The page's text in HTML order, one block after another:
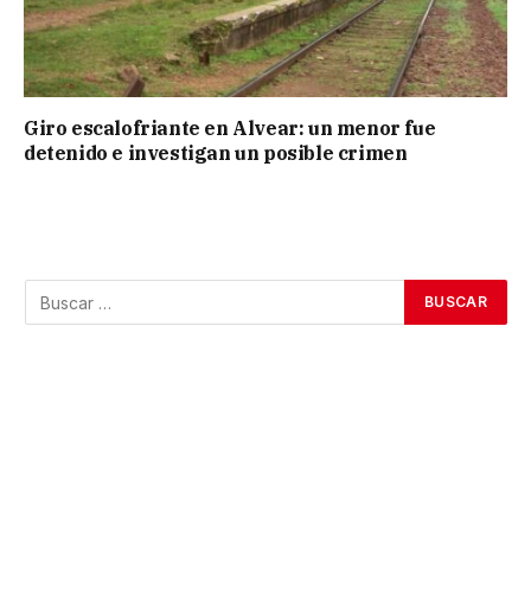
Giro escalofriante en Alvear: un menor fue
detenido e investigan un posible crimen